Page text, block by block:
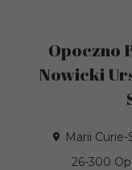
Opoczno
Nowicki
Marii Curie-
26-300